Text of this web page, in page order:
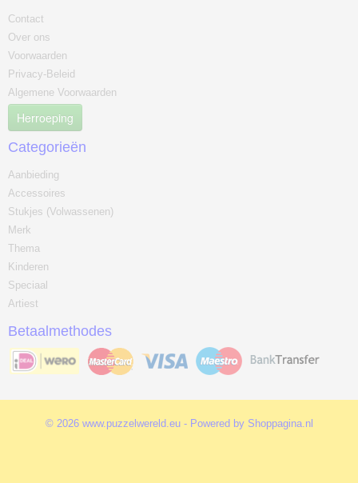
Contact
Over ons
Voorwaarden
Privacy-Beleid
Algemene Voorwaarden
Herroeping
Categorieën
Aanbieding
Accessoires
Stukjes (Volwassenen)
Merk
Thema
Kinderen
Speciaal
Artiest
Betaalmethodes
© 2026 www.puzzelwereld.eu - Powered by Shoppagina.nl